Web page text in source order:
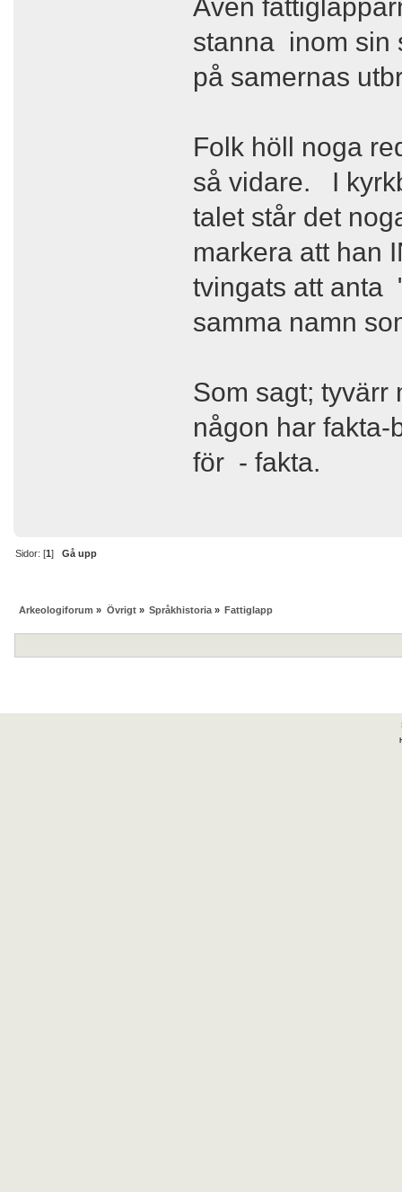
Även
stanna inom sin
på samernas
Folk höll noga
så vidare. I
talet står det
markera att han
tvingats att anta
samma namn
Som sagt; tyvärr
någon har fakta-
för - fakta.
Sidor: [1]Gå upp
Arkeologiforum » Övrigt» Språkhistoria» Fattiglapp